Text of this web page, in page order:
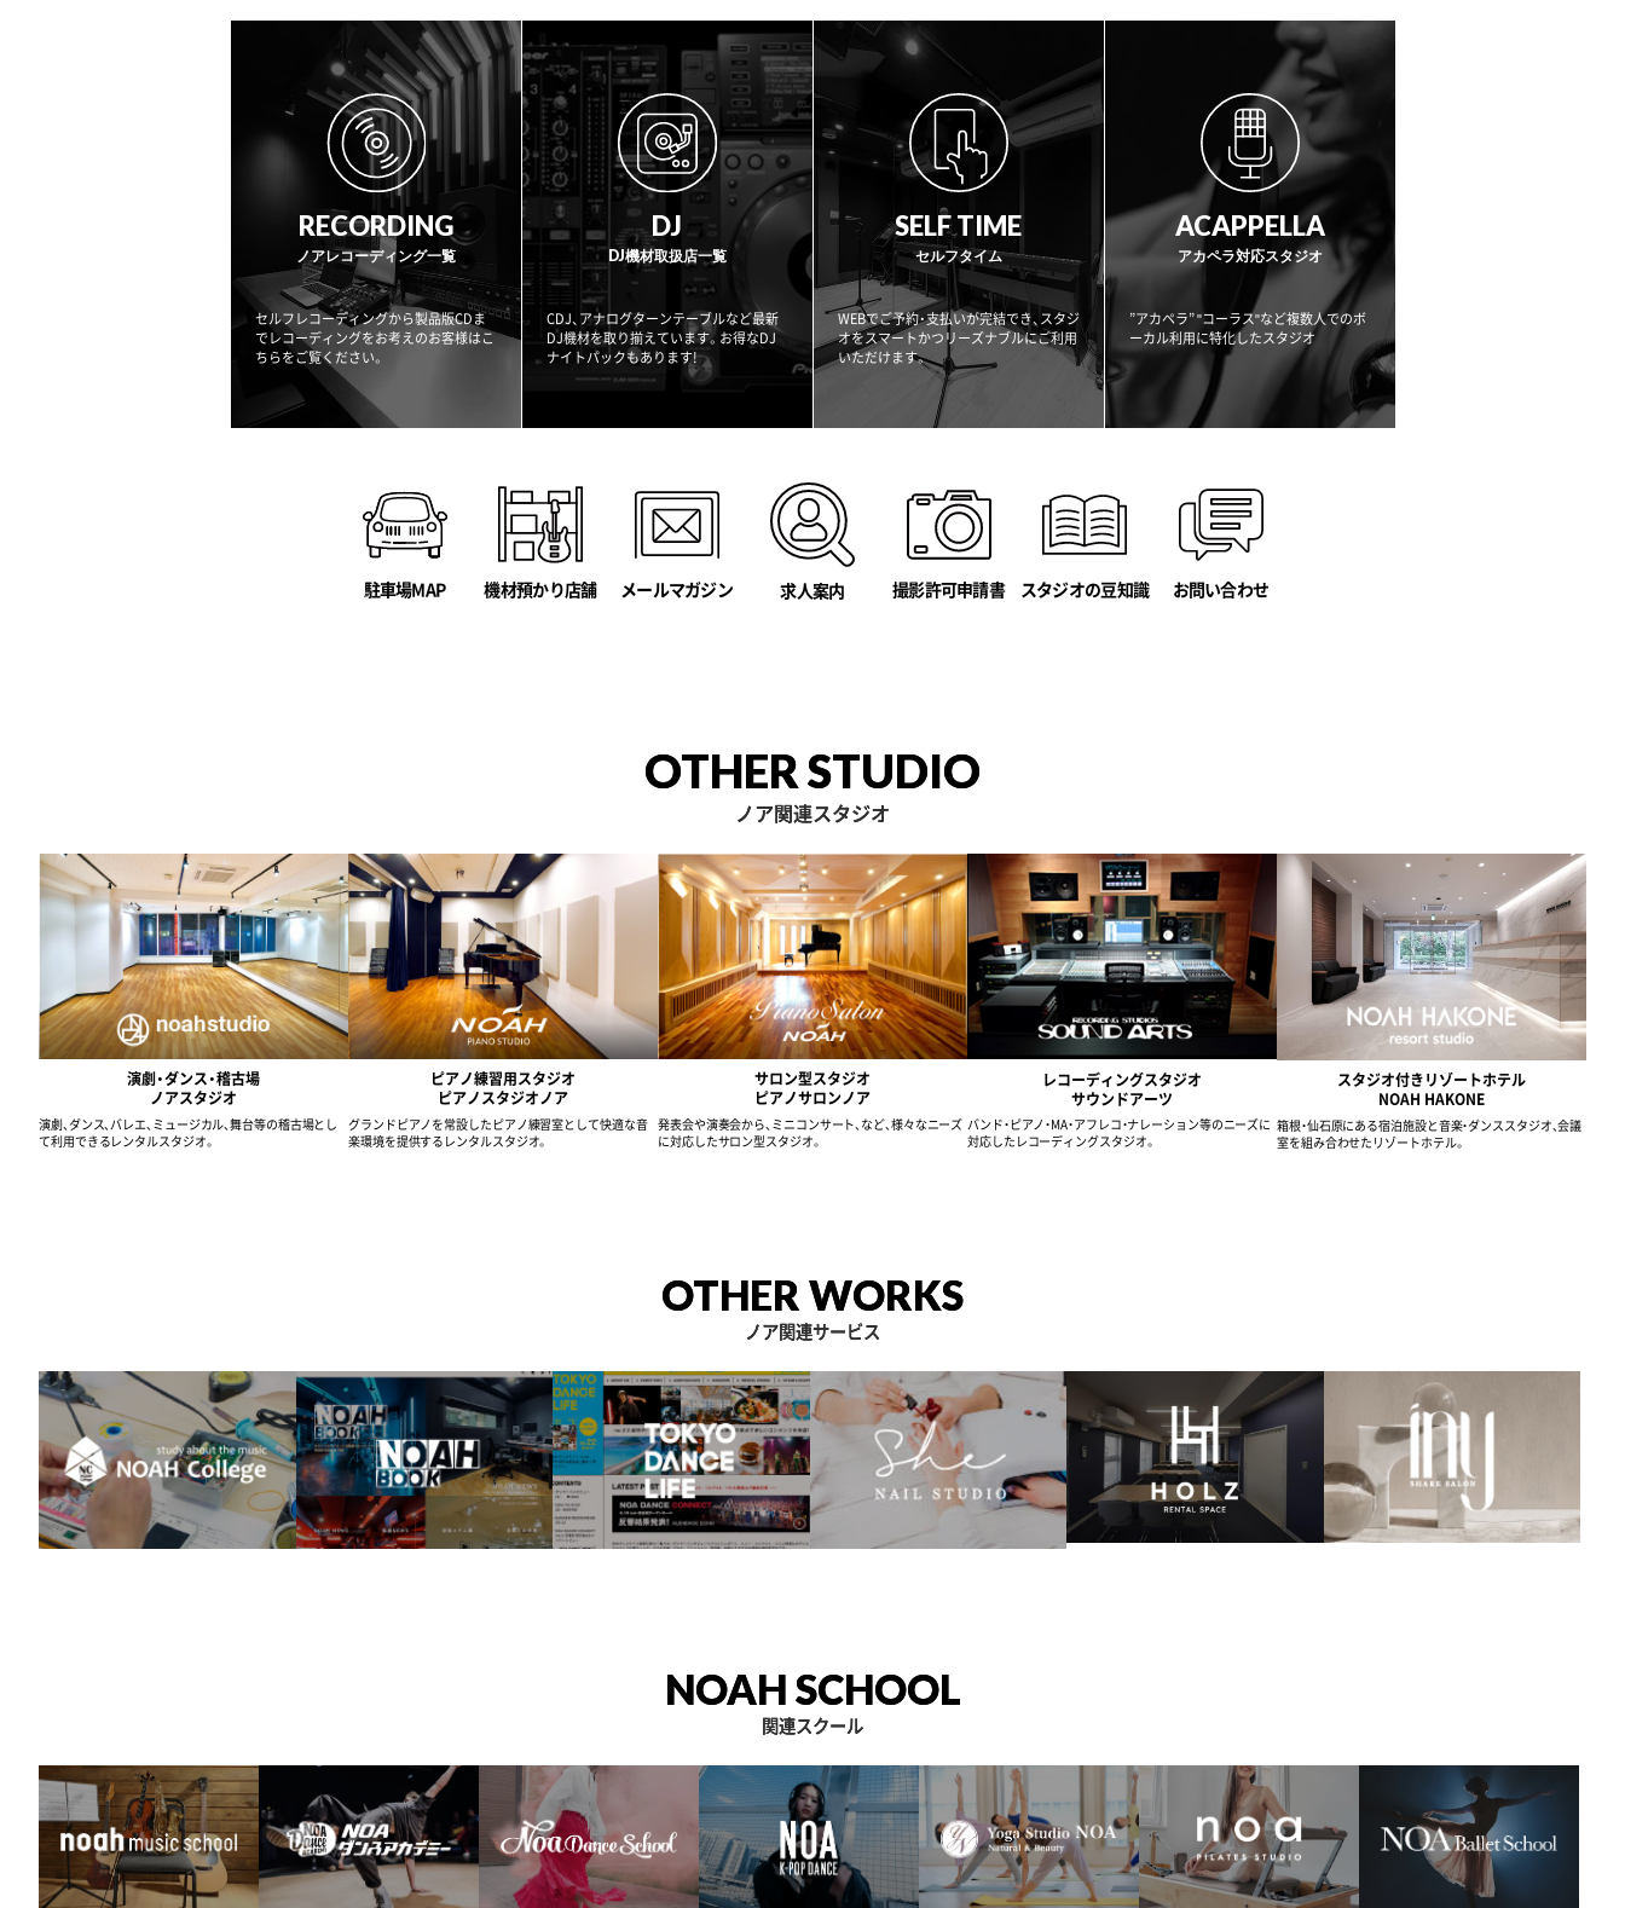
RECORDING
ノアレコーディング一覧
セルフレコーディングから製品版CDま
でレコーディングをお考えのお客様はこ
ちらをご覧ください。
DJ
DJ機材取扱店一覧
CDJ、アナログターンテーブルなど最新
DJ機材を取り揃えています。お得なDJ
ナイトパックもあります!
SELF TIME
セルフタイム
WEBでご予約・支払いが完結でき、スタジ
オをスマートかつリーズナブルにご利用
いただけます。
ACAPPELLA
アカペラ対応スタジオ
”アカペラ” "コーラス"など複数人でのボ
ーカル利用に特化したスタジオ
駐車場MAP 機材預かり店舗 メールマガジン 求人案内 撮影許可申請書 スタジオの豆知識 お問い合わせ
OTHER STUDIO
ノア関連スタジオ
演劇・ダンス・稽古場
ノアスタジオ
演劇、ダンス、バレエ、ミュージカル、舞台等の稽古場とし
て利用できるレンタルスタジオ。
ピアノ練習用スタジオ
ピアノスタジオノア
グランドピアノを常設したピアノ練習室として快適な音
楽環境を提供するレンタルスタジオ。
サロン型スタジオ
ピアノサロンノア
発表会や演奏会から、ミニコンサート、など、様々なニーズ
に対応したサロン型スタジオ。
レコーディングスタジオ
サウンドアーツ
バンド・ピアノ・MA・アフレコ・ナレーション等のニーズに
対応したレコーディングスタジオ。
スタジオ付きリゾートホテル
NOAH HAKONE
箱根・仙石原にある宿泊施設と音楽・ダンススタジオ、会議
室を組み合わせたリゾートホテル。
OTHER WORKS
ノア関連サービス
NOAH SCHOOL
関連スクール